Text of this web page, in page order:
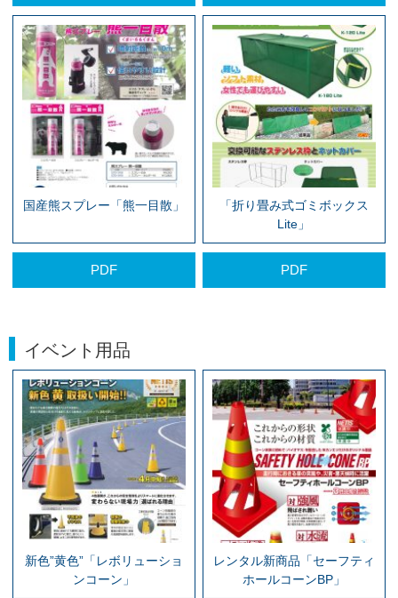
国産熊スプレー「熊一目散」
PDF
「折り畳み式ゴミボックス
Lite」
PDF
イベント用品
新色”黄色”「レボリューショ
ンコーン」
レンタル新商品「セーフティ
ホールコーンBP」